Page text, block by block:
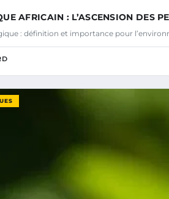
AFRICAIN : L’ASCENSION DES
: définition et importance pour